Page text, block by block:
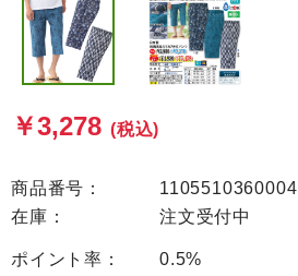
￥3,278 (税込)
商品番号：
1105510360004
在庫：
注文受付中
ポイント率：
0.5%